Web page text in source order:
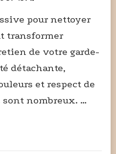
pour nettoyer
transformer
de votre garde-
détachante,
et respect de
sont nombreux. …